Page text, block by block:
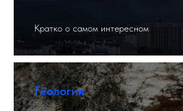
Кратко о самом интересном
Геология